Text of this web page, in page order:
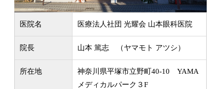
医院名 医療法人社団 光耀会 山本眼科医院
院長 山本 篤志 （ヤマモト アツシ）
所在地
神奈川県平塚市立野町40-10 YAMA
メディカルパーク３F